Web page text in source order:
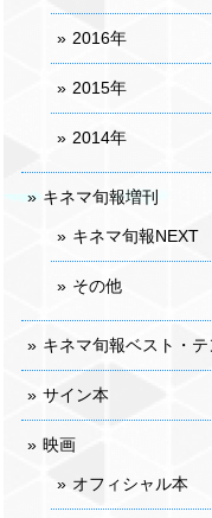
2016年
2015年
2014年
キネマ旬報増刊
キネマ旬報NEXT
その他
キネマ旬報ベスト・
サイン本
映画
オフィシャル本